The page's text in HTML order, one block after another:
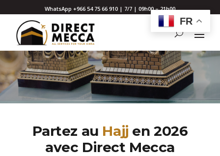
WhatsApp +966 54 75 66 910 | 7/7 | 09h00 – 21h00
Partez au Hajj en 2026
avec Direct Mecca
FR